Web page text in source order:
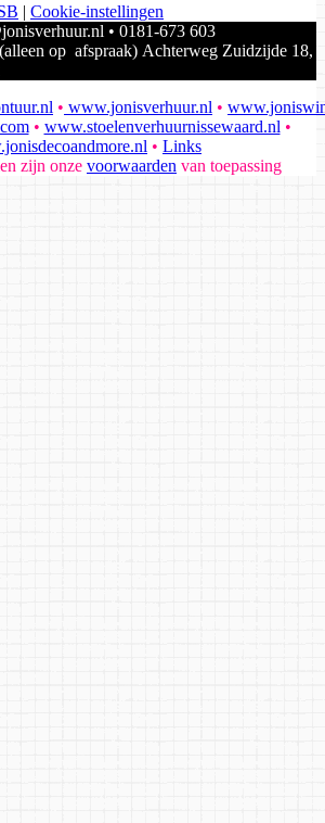
| Cookie-instellingen
• 0181-673 603
op afspraak) Achterweg Zuidzijde 18,
• www.jonisverhuur.nl •
• www.stoelenverhuurnissewaard.nl •
• Links
zijn onze voorwaarden van toepassing